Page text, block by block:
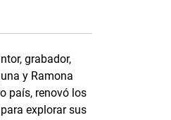
grabador,
y Ramona
país, renovó los
explorar sus